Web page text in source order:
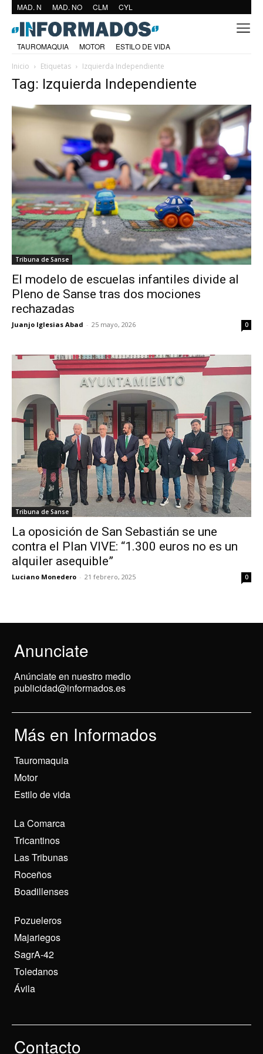
MAD. N MAD. NO CLM CYL
TAUROMAQUIA MOTOR
ESTILO DE VIDA
Inicio
Etiquetas Izquierda Independiente
Tag: Izquierda Independiente
Tribuna de Sanse
El modelo de escuelas infantiles divide al
Pleno de Sanse tras dos mociones
rechazadas
Juanjo Iglesias Abad - 25 mayo, 2026 0
Tribuna de Sanse
La oposición de San Sebastián se une
contra el Plan VIVE: “1.300 euros no es un
alquiler asequible”
Luciano Monedero - 21 febrero, 2025 0
Anunciate
Anúnciate en nuestro medio
publicidad@informados.es
Más en Informados
Tauromaquia
Motor
Estilo de vida
La Comarca
Tricantinos
Las Tribunas
Roceños
Boadillenses
Pozueleros
Majariegos
SagrA-42
Toledanos
Ávila
Contacto